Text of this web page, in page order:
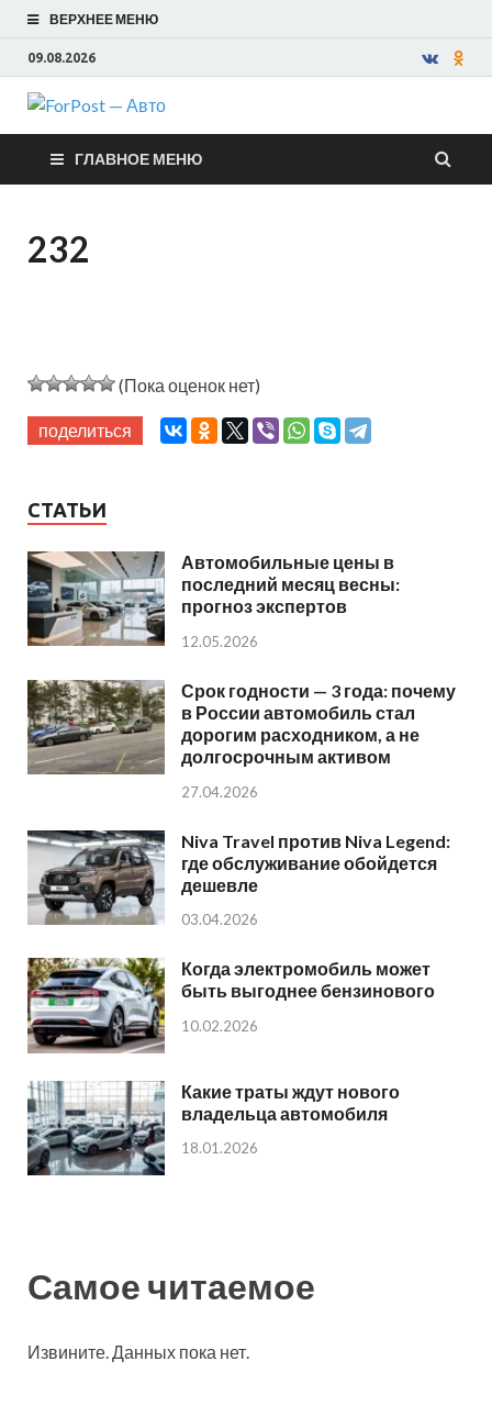
ВЕРХНЕЕ МЕНЮ
09.08.2026
ForPost —
Авто
ГЛАВНОЕ МЕНЮ
232
(Пока оценок нет)
поделиться
СТАТЬИ
Автомобильные цены в
последний месяц весны:
прогноз экспертов
12.05.2026
Срок годности — 3 года: почему
в России автомобиль стал
дорогим расходником, а не
долгосрочным активом
27.04.2026
Niva Travel против Niva Legend:
где обслуживание обойдется
дешевле
03.04.2026
Когда электромобиль может
быть выгоднее бензинового
10.02.2026
Какие траты ждут нового
владельца автомобиля
18.01.2026
Самое читаемое
Извините. Данных пока нет.